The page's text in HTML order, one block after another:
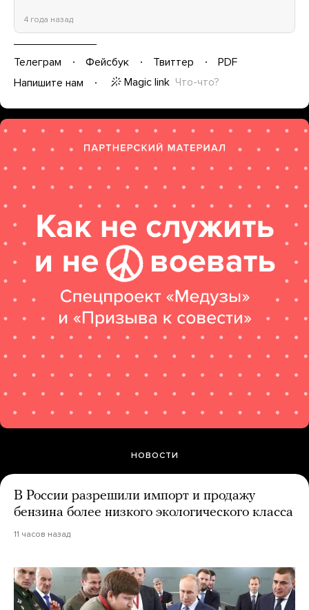
4 года назад
Телеграм Фейсбук Твиттер
PDF
Напишите нам
Magic link Что-что?
НОВОСТИ
В России разрешили импорт и продажу
бензина более низкого экологического класса
11 часов назад